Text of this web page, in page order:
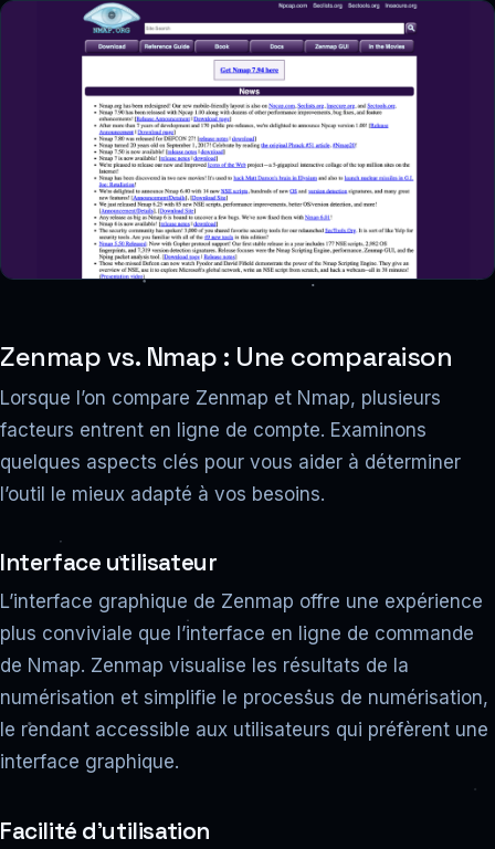
Zenmap vs. Nmap : Une comparaison
Lorsque l’on compare Zenmap et Nmap, plusieurs
facteurs entrent en ligne de compte. Examinons
quelques aspects clés pour vous aider à déterminer
l’outil le mieux adapté à vos besoins.
Interface utilisateur
L’interface graphique de Zenmap offre une expérience
plus conviviale que l’interface en ligne de commande
de Nmap. Zenmap visualise les résultats de la
numérisation et simplifie le processus de numérisation,
le rendant accessible aux utilisateurs qui préfèrent une
interface graphique.
Facilité d’utilisation